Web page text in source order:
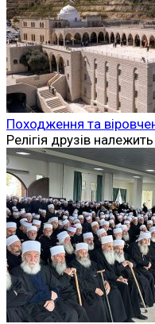
Походження та
Релігія друзів